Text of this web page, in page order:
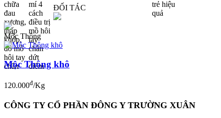
ĐỐI TÁC
Mộc Thông
Mộc Thông khô
120.000đ/Kg
CÔNG TY CỔ PHẦN ĐÔNG Y TRƯỜNG XUÂN